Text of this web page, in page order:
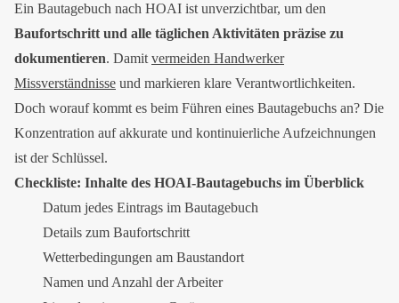
Ein Bautagebuch nach HOAI ist unverzichtbar, um den
Baufortschritt und alle täglichen Aktivitäten präzise zu
dokumentieren. Damit vermeiden Handwerker
Missverständnisse und markieren klare Verantwortlichkeiten.
Doch worauf kommt es beim Führen eines Bautagebuchs an? Die
Konzentration auf akkurate und kontinuierliche Aufzeichnungen
ist der Schlüssel.
Checkliste: Inhalte des HOAI-Bautagebuchs im Überblick
Datum jedes Eintrags im Bautagebuch
Details zum Baufortschritt
Wetterbedingungen am Baustandort
Namen und Anzahl der Arbeiter